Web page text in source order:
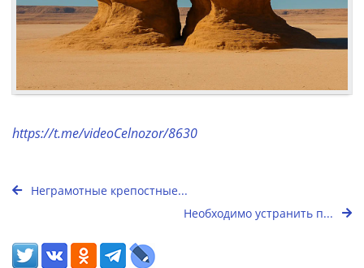
https://t.me/videoCelnozor/8630
Неграмотные крепостные...
Необходимо устранить п...